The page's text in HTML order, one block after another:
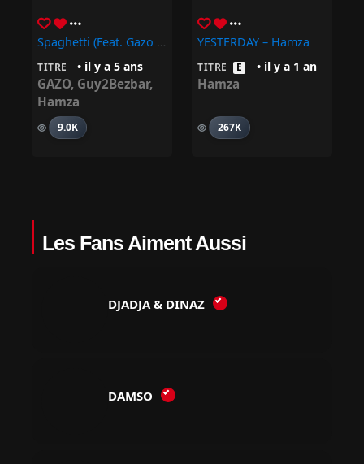
Spaghetti (feat. Gazo & Guy2Bezbar)
TITRE • il y a 5 ans
GAZO, Guy2Bezbar,
Hamza
9.0K
YESTERDAY – Hamza
TITRE E • il y a 1 an
Hamza
267K
Les Fans Aiment Aussi
DJADJA & DINAZ
DAMSO